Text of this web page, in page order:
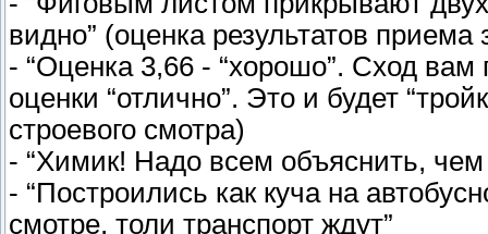
видно” (оценка результатов приема
- “Оценка 3,66 - “хорошо”. Сход
оценки “отлично”. Это и будет
строевого смотра)
- “Химик! Надо всем объяснить, чем
- “Построились как куча на
смотре, толи транспорт ждут”